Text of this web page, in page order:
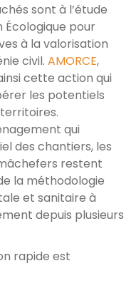
sont à l’étude
Écologique pour
à la valorisation
civil. AMORCE,
cette action qui
les potentiels
qui
des chantiers, les
restent
la méthodologie
et sanitaire à
depuis plusieurs
rapide est